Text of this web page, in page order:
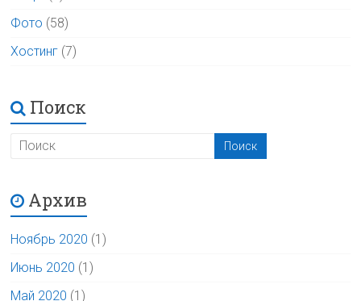
Фото (58)
Хостинг (7)
Поиск
Архив
Ноябрь 2020 (1)
Июнь 2020 (1)
Май 2020 (1)